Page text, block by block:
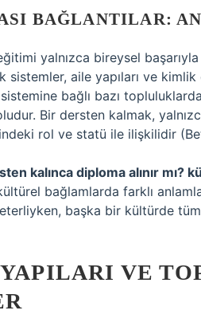
BAĞLANTILAR:
yalnızca bireysel
sistemler, aile yapıları ve
bağlı bazı
Bir dersten kalmak,
rol ve statü ile ilişkilidir
kalınca diploma alınır mı?
bağlamlarda farklı
başka bir kültürde
VE